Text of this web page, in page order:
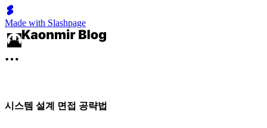
Made with Slashpage
시스템 설계 면접 공략법